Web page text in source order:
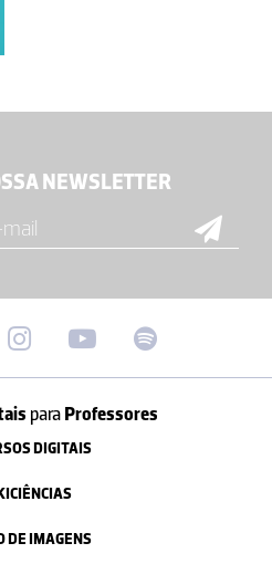
NEWSLETTER
paraProfessores
DIGITAIS
DE IMAGENS